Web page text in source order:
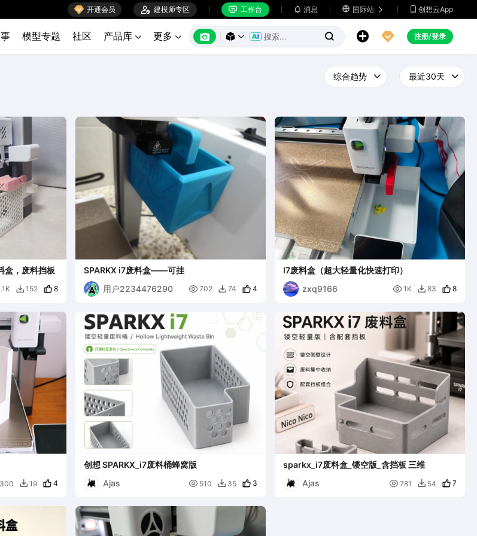
 开通会员  建模师专区  工作台  消息  国际站   创想云App
模型专题 社区 产品库  更多        注册/登录
盒，废料挡板
 152 8
SPARKX i7废料盒——可挂
用户2234476290
 702  74 4
I7废料盒（超大轻量化快速打印）
zxq9166
 1K  83 8
300  19 4
创想 SPARKX_i7废料桶蜂窝版
Ajas
 510  35 3
sparkx_i7废料盒_镂空版_含挡板 三维
Ajas
 781  54 7